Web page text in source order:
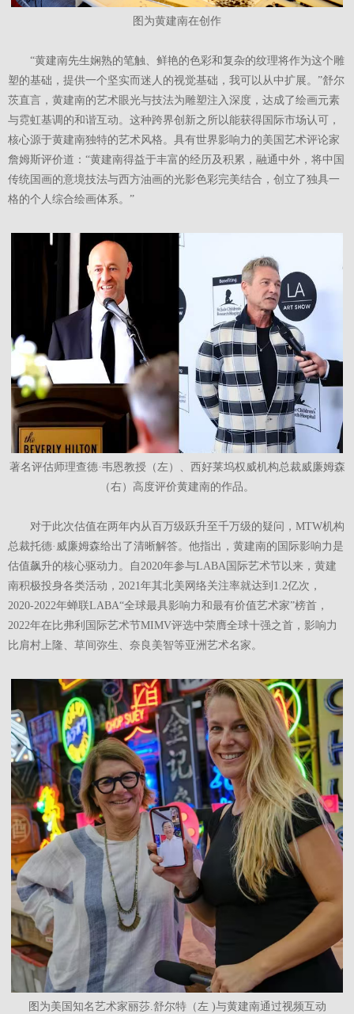
图为黄建南在创作
“黄建南先生娴熟的笔触、鲜艳的色彩和复杂的纹理将作为这个雕
塑的基础，提供一个坚实而迷人的视觉基础，我可以从中扩展。”舒尔
茨直言，黄建南的艺术眼光与技法为雕塑注入深度，达成了绘画元素
与霓虹基调的和谐互动。这种跨界创新之所以能获得国际市场认可，
核心源于黄建南独特的艺术风格。具有世界影响力的美国艺术评论家
詹姆斯评价道：“黄建南得益于丰富的经历及积累，融通中外，将中国
传统国画的意境技法与西方油画的光影色彩完美结合，创立了独具一
格的个人综合绘画体系。”
著名评估师理查德·韦恩教授（左）、西好莱坞权威机构总裁威廉姆森
（右）高度评价黄建南的作品。
对于此次估值在两年内从百万级跃升至千万级的疑问，MTW机构
总裁托德·威廉姆森给出了清晰解答。他指出，黄建南的国际影响力是
估值飙升的核心驱动力。自2020年参与LABA国际艺术节以来，黄建
南积极投身各类活动，2021年其北美网络关注率就达到1.2亿次，
2020-2022年蝉联LABA“全球最具影响力和最有价值艺术家”榜首，
2022年在比弗利国际艺术节MIMV评选中荣膺全球十强之首，影响力
比肩村上隆、草间弥生、奈良美智等亚洲艺术名家。
图为美国知名艺术家丽莎.舒尔特（左 )与黄建南通过视频互动